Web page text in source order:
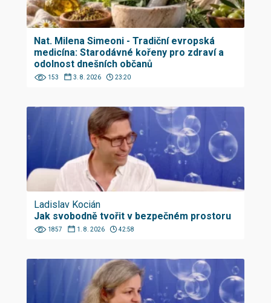
Nat. Milena Simeoni - Tradiční evropská
medicína: Starodávné kořeny pro zdraví a
odolnost dnešních občanů
153 3. 8. 2026 23:20
Ladislav Kocián
Jak svobodně tvořit v bezpečném prostoru
1857 1. 8. 2026 42:58